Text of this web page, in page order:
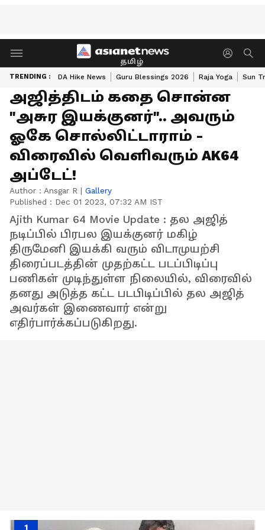
தமிழ்
TRENDING : DA Hike News Guru Blessings 2026 Raja Yoga Sun
அஜித்திடம் கதை சொன்ன
"அசுர இயக்குனர்".. அவரும்
ஓகே சொல்லிட்டாராம் -
விரைவில் வெளிவரும் AK64
அப்டேட்!
Author : Ansgar R | Gallery
Published : Dec 01 2023, 07:32 AM IST
Ajith Kumar 64 Movie Update : தல அஜித்
நடிப்பில் பிரபல இயக்குனர் மகிழ்
திருமேனி இயக்கி வரும் விடாமுயற்சி
திரைப்படத்தின் முதற்கட்ட படப்பிடிப்பு
பணிகள் முடிந்துள்ள நிலையில், விரைவில்
தனது அடுத்த கட்ட படபிடிப்பில் தல அஜித்
அவர்கள் இணைவார் என்று
எதிர்பார்க்கப்படுகிறது.
1